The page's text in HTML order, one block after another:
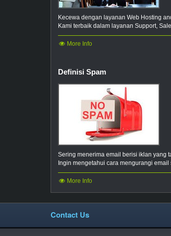
Kecewa dengan layanan Web Hosting
Kami terbaik dalam layanan Support,
More Info
Definisi Spam
Sering menerima email berisi iklan yang
Ingin mengetahui cara mengurangi email
More Info
Contact Us